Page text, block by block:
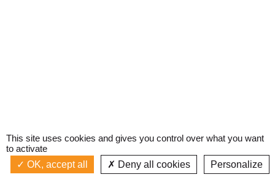
Émission à l'antenne
Actualités La radio
This site uses cookies and gives you control over what you want
to activate
OK, accept all
Deny all cookies
Personalize